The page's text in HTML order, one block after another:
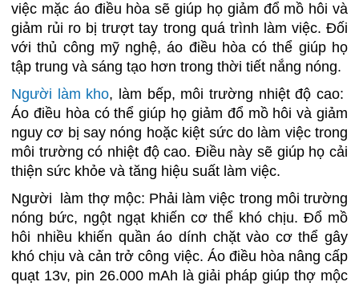
việc mặc áo điều hòa sẽ giúp họ giảm đổ mồ hôi và
giảm rủi ro bị trượt tay trong quá trình làm việc. Đối
với thủ công mỹ nghệ, áo điều hòa có thể giúp họ
tập trung và sáng tạo hơn trong thời tiết nắng nóng.
Người làm kho, làm bếp, môi trường nhiệt độ cao:
Áo điều hòa có thể giúp họ giảm đổ mồ hôi và giảm
nguy cơ bị say nóng hoặc kiệt sức do làm việc trong
môi trường có nhiệt độ cao. Điều này sẽ giúp họ cải
thiện sức khỏe và tăng hiệu suất làm việc.
Người làm thợ mộc: Phải làm việc trong môi trường
nóng bức, ngột ngạt khiến cơ thể khó chịu. Đổ mồ
hôi nhiều khiến quần áo dính chặt vào cơ thể gây
khó chịu và cản trở công việc. Áo điều hòa nâng cấp
quạt 13v, pin 26.000 mAh là giải pháp giúp thợ mộc